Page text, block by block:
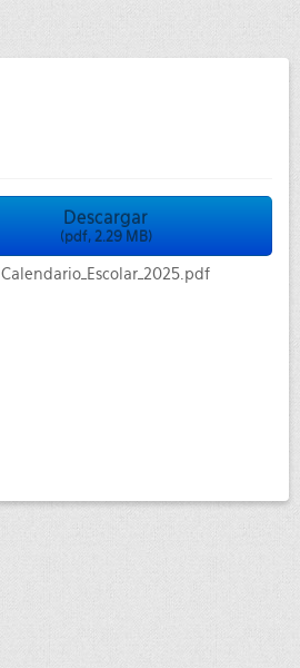
Descargar
(pdf, 2.29 MB)
Calendario_Escolar_2025.pdf